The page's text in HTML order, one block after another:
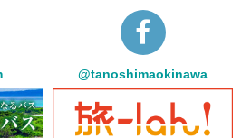
@tanoshimaokinawa